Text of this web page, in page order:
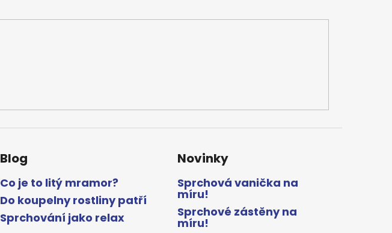
Blog
Co je to litý mramor?
Do koupelny rostliny patří
Sprchování jako relax
Novinky
Sprchová vanička na
míru!
Sprchové zástěny na
míru!